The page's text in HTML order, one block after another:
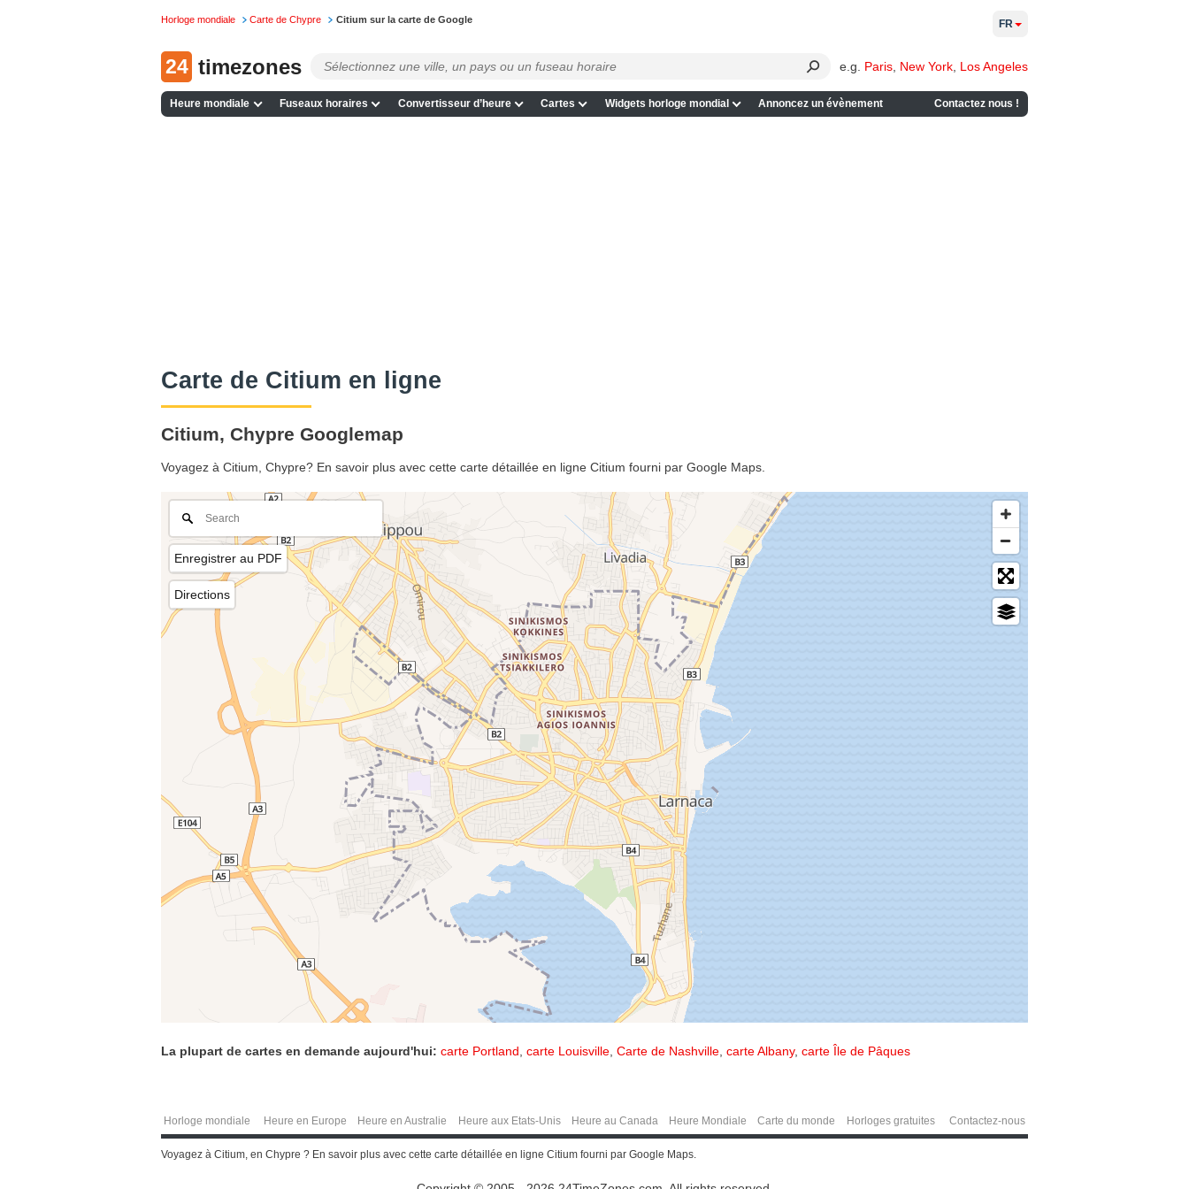
Horloge mondiale Carte de Chypre Citium sur la carte de Google
24 timezones e.g. Paris New York Los Angeles
Heure mondiale Fuseaux horaires Convertisseur d’heure Cartes Widgets horloge mondial Annoncez un évènement Contactez nous !
FR
Сarte de Citium en ligne
Citium, Chypre Googlemap
Voyagez à Citium, Chypre? En savoir plus avec cette carte détaillée en ligne Citium fourni par Google Maps.
Enregistrer au PDF
Directions
La plupart de cartes en demande aujourd'hui: carte Portland carte Louisville Carte de Nashville carte Albany, carte Île de Pâques
Horloge mondiale Heure en Europe Heure en Australie Heure aux Etats-Unis Heure au Canada Heure Mondiale Carte du monde Horloges gratuites Contactez-nous
Voyagez à Citium, en Chypre ? En savoir plus avec cette carte détaillée en ligne Citium fourni par Google Maps.